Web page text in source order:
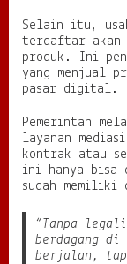
Selain itu,
terdaftar
produk. Ini
yang menjual
pasar digital.
Pemerintah
layanan
kontrak atau
ini hanya bisa
sudah memiliki
“Tanpa
berdagang di
berjalan,